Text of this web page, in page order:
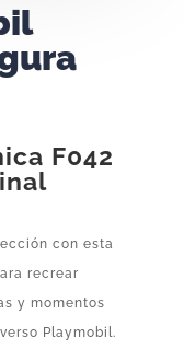
F042
con esta
recrear
y momentos
Playmobil.